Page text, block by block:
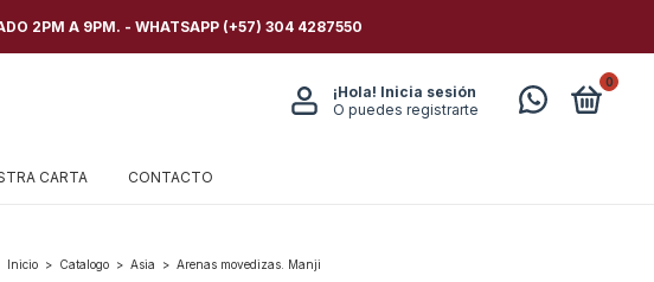
2PM A 9PM. - WHATSAPP (+57) 304 4287550
¡Hola! Inicia sesión
O puedes registrarte
0
CARTA CONTACTO
Inicio > Catalogo > Asia > Arenas movedizas. Manji